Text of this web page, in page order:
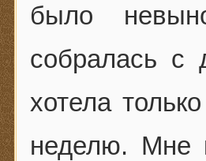
было
собралась
хотела
неделю. Мне